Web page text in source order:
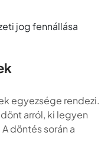
jog fennállása
egyezsége rendezi.
arról, ki legyen
döntés során a